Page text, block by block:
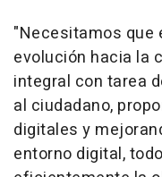
"Necesitamos que
evolución hacia la
integral con tarea
al ciudadano,
digitales y
entorno digital,